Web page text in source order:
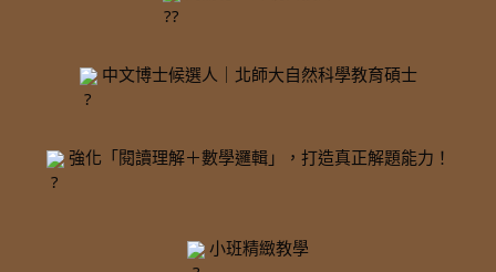
中文博士候選人｜北師大自然科學教育碩士
強化「閱讀理解＋數學邏輯」，打造真正解題能力！
小班精緻教學